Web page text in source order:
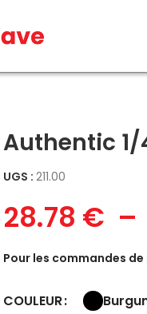
Authentic 1/
UGS : 211.00
28.78 € –
Pour les commandes
COULEUR